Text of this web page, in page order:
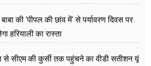
की 'पीपल की छांव में' से पर्यावरण दिवस पर
हरियाली का रास्ता
से सीएम की कुर्सी तक पहुंचने का वीडी सतीशन यूं